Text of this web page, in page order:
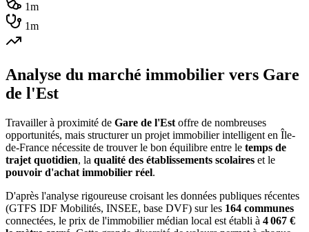
1m
1m
Analyse du marché immobilier vers Gare
de l'Est
Travailler à proximité de Gare de l'Est offre de nombreuses
opportunités, mais structurer un projet immobilier intelligent en Île-
de-France nécessite de trouver le bon équilibre entre le temps de
trajet quotidien, la qualité des établissements scolaires et le
pouvoir d'achat immobilier réel.
D'après l'analyse rigoureuse croisant les données publiques récentes
(GTFS IDF Mobilités, INSEE, base DVF) sur les 164 communes
connectées, le prix de l'immobilier médian local est établi à 4 067 €